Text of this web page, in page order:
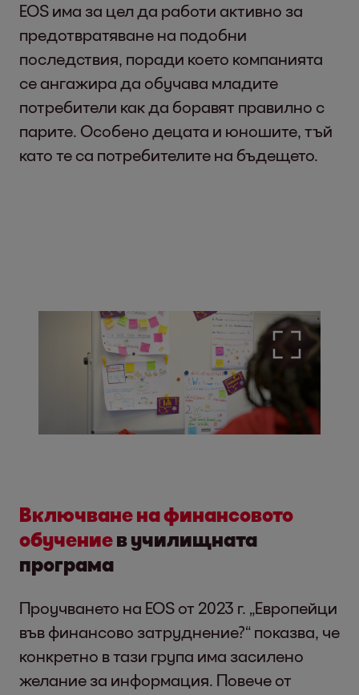
EOS има за цел да работи активно за
предотвратяване на подобни
последствия, поради което компанията
се ангажира да обучава младите
потребители как да боравят правилно с
парите. Особено децата и юношите, тъй
като те са потребителите на бъдещето.
Включване на финансовото
обучениев училищната
програма
Проучването на EOS от 2023 г. „Европейци
във финансово затруднение?“ показва, че
конкретно в тази група има засилено
желание за информация. Повече от